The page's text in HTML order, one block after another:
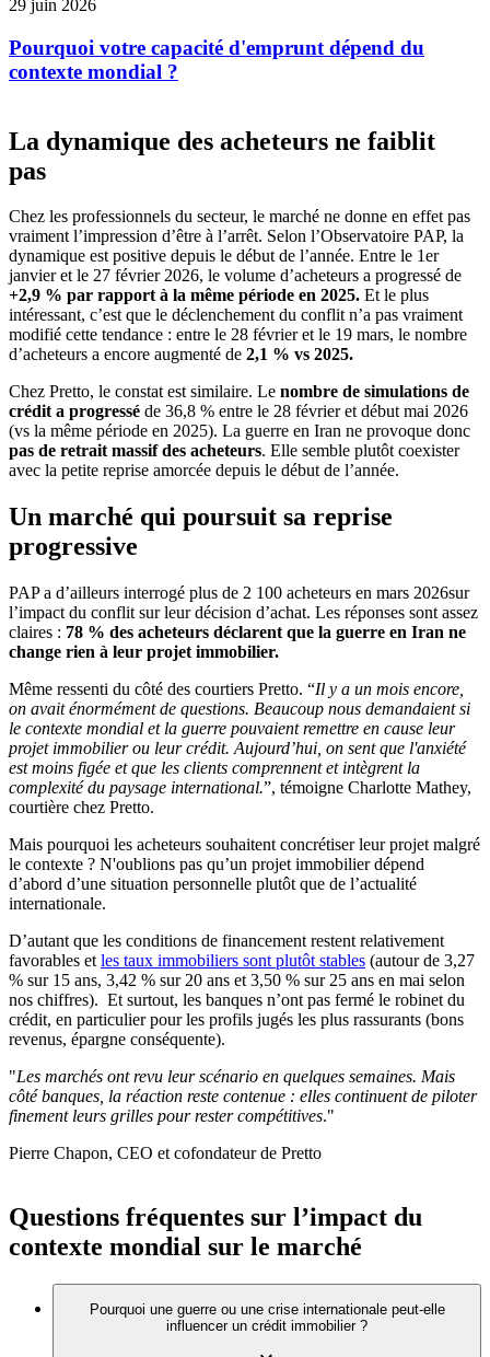
29 juin 2026
Pourquoi votre capacité d'emprunt dépend du
contexte mondial ?
La dynamique des acheteurs ne faiblit
pas
Chez les professionnels du secteur, le marché ne donne en effet pas
vraiment l’impression d’être à l’arrêt. Selon l’Observatoire PAP, la
dynamique est positive depuis le début de l’année. Entre le 1er
janvier et le 27 février 2026, le volume d’acheteurs a progressé de
+2,9 % par rapport à la même période en 2025. Et le plus
intéressant, c’est que le déclenchement du conflit n’a pas vraiment
modifié cette tendance : entre le 28 février et le 19 mars, le nombre
d’acheteurs a encore augmenté de 2,1 % vs 2025.
Chez Pretto, le constat est similaire. Le nombre de simulations de
crédit a progressé de 36,8 % entre le 28 février et début mai 2026
(vs la même période en 2025). La guerre en Iran ne provoque donc
pas de retrait massif des acheteurs. Elle semble plutôt coexister
avec la petite reprise amorcée depuis le début de l’année.
Un marché qui poursuit sa reprise
progressive
PAP a d’ailleurs interrogé plus de 2 100 acheteurs en mars 2026sur
l’impact du conflit sur leur décision d’achat. Les réponses sont assez
claires : 78 % des acheteurs déclarent que la guerre en Iran ne
change rien à leur projet immobilier.
Même ressenti du côté des courtiers Pretto. “Il y a un mois encore,
on avait énormément de questions. Beaucoup nous demandaient si
le contexte mondial et la guerre pouvaient remettre en cause leur
projet immobilier ou leur crédit. Aujourd’hui, on sent que l'anxiété
est moins figée et que les clients comprennent et intègrent la
complexité du paysage international.”, témoigne Charlotte Mathey,
courtière chez Pretto.
Mais pourquoi les acheteurs souhaitent concrétiser leur projet malgré
le contexte ? N'oublions pas qu’un projet immobilier dépend
d’abord d’une situation personnelle plutôt que de l’actualité
internationale.
D’autant que les conditions de financement restent relativement
favorables et les taux immobiliers sont plutôt stables (autour de 3,27
% sur 15 ans, 3,42 % sur 20 ans et 3,50 % sur 25 ans en mai selon
nos chiffres). Et surtout, les banques n’ont pas fermé le robinet du
crédit, en particulier pour les profils jugés les plus rassurants (bons
revenus, épargne conséquente).
"Les marchés ont revu leur scénario en quelques semaines. Mais
côté banques, la réaction reste contenue : elles continuent de piloter
finement leurs grilles pour rester compétitives."
Pierre Chapon, CEO et cofondateur de Pretto
Questions fréquentes sur l’impact du
contexte mondial sur le marché
Pourquoi une guerre ou une crise internationale peut-elle
influencer un crédit immobilier ?